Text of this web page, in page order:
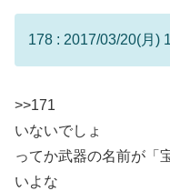
178 : 2017/03/20(月)
>>171
いないでしょ
ってか武器の名前が「
いよな